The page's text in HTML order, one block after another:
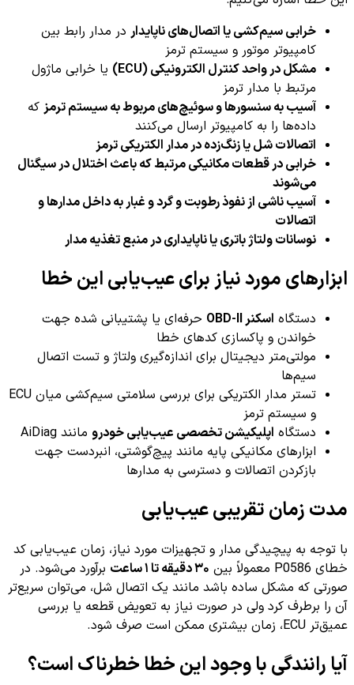
خرابی سیم‌کشی یا اتصال‌های ناپایدار در مدار رابط بین
کامپیوتر موتور و سیستم ترمز
مشکل در واحد کنترل الکترونیکی (ECU)
یا خرابی ماژول
مرتبط با مدار ترمز
آسیب به سنسورها و سوئیچ‌های مربوط به سیستم ترمز که
داده‌ها را به کامپیوتر ارسال می‌کنند
اتصالات شل یا زنگ‌زده در مدار الکتریکی ترمز
خرابی در قطعات مکانیکی مرتبط که باعث اختلال در سیگنال
می‌شوند
آسیب ناشی از نفوذ رطوبت و گرد و غبار به داخل مدارها و
اتصالات
نوسانات ولتاژ باتری یا ناپایداری در منبع تغذیه مدار
ابزارهای مورد نیاز برای عیب‌یابی این خطا
دستگاه اسکنر OBD-II
حرفه‌ای یا پشتیبانی شده جهت
خواندن و پاکسازی کدهای خطا
مولتی‌متر دیجیتال برای اندازه‌گیری ولتاژ و تست اتصال
سیم‌ها
تستر مدار الکتریکی برای بررسی سلامتی سیم‌کشی میان ECU
و سیستم ترمز
دستگاه اپلیکیشن تخصصی عیب‌یابی خودرو مانند AiDiag
ابزارهای مکانیکی پایه مانند پیچ‌گوشتی، انبردست جهت
بازکردن اتصالات و دسترسی به مدارها
مدت زمان تقریبی عیب‌یابی
با توجه به پیچیدگی مدار و تجهیزات مورد نیاز، زمان عیب‌یابی کد
خطای P0586 معمولاً بین
۳۰ دقیقه تا ۱ ساعت
برآورد می‌شود. در
صورتی که مشکل ساده باشد مانند یک اتصال شل، می‌توان سریع‌تر
آن را برطرف کرد ولی در صورت نیاز به تعویض قطعه یا بررسی
عمیق‌تر ECU، زمان بیشتری ممکن است صرف شود.
آیا رانندگی با وجود این خطا خطرناک است؟